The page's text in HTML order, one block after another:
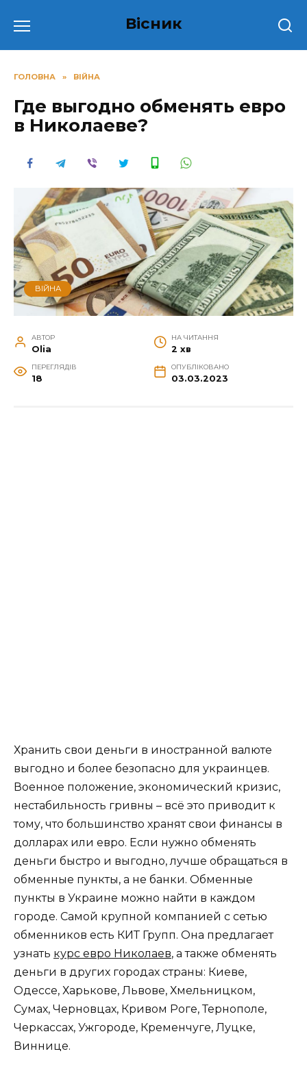
до
Вісник
ГОЛОВНА » ВІЙНА
Где выгодно обменять евро
в Николаеве?
ВІЙНА
АВТОР
Olia
НА ЧИТАННЯ
2 хв
ПЕРЕГЛЯДІВ
18
ОПУБЛІКОВАНО
03.03.2023
Хранить свои деньги в иностранной валюте
выгодно и более безопасно для украинцев.
Военное положение, экономический кризис,
нестабильность гривны – всё это приводит к
тому, что большинство хранят свои финансы в
долларах или евро. Если нужно обменять
деньги быстро и выгодно, лучше обращаться в
обменные пункты, а не банки. Обменные
пункты в Украине можно найти в каждом
городе. Самой крупной компанией с сетью
обменников есть КИТ Групп. Она предлагает
узнать курс евро Николаев, а также обменять
деньги в других городах страны: Киеве,
Одессе, Харькове, Львове, Хмельницком,
Сумах, Черновцах, Кривом Роге, Тернополе,
Черкассах, Ужгороде, Кременчуге, Луцке,
Виннице.